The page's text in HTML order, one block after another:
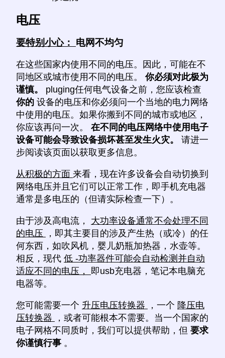
电压
要特别小心： 电网不均匀
在这些国家内使用不同的电压。因此，可能在不
同地区或城市使用不同的电压。你必须对此极为
谨慎。 pluging任何电气设备之前，您应该检查
你的 设备的电压和你必须问一个当地的电力网络
中使用的电压。如果你搬到不同的城市或地区，
你应该再问一次。 在不同的电压网络中使用电子
设备可能会导致设备损坏甚至发生火灾。 请进一
步阅读该页面以获取更多信息。
从积极的方面 来看，现在许多设备会自动切换到
网络电压并且它们可以正常工作，即手机充电器
通常是多电压的（但请实际检查一下）。
由于涉及高电流， 大功率设备通常不会处理不同
的电压
，即其主要目的涉及产生热（或冷）的任
何东西，如吹风机，婴儿奶瓶加热器，水壶等。
相反，现代 低 -功率器件可能会自动检测并自动
适应不同的电压， 即usb充电器，笔记本电脑充
电器等。
您可能需要一个 升压电压转换器 ，一个 降压电
压转换器
，或者可能根本不需要。当一个国家的
电子网格不同质时，我们可以提供帮助，但 要求
你谨慎行事 。